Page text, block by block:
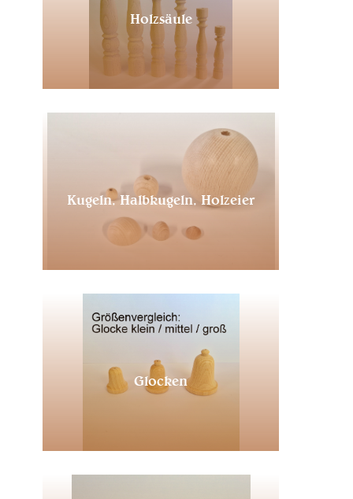
Holzsäule
Kugeln, Halbkugeln, Holzeier
Glocken